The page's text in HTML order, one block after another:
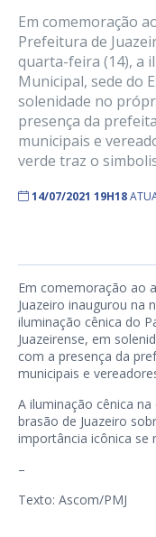
Em comemoração
Prefeitura de
quarta-feira (14), a
Municipal, sede do
solenidade no
presença da
municipais e
verde traz o
14/07/2021 19H18
Em comemoração ao
Juazeiro inaugurou na
iluminação cênica do
Juazeirense, em
com a presença da
municipais e
A iluminação cênica
brasão de Juazeiro
importância icônica se
–
Texto: Ascom/PMJ